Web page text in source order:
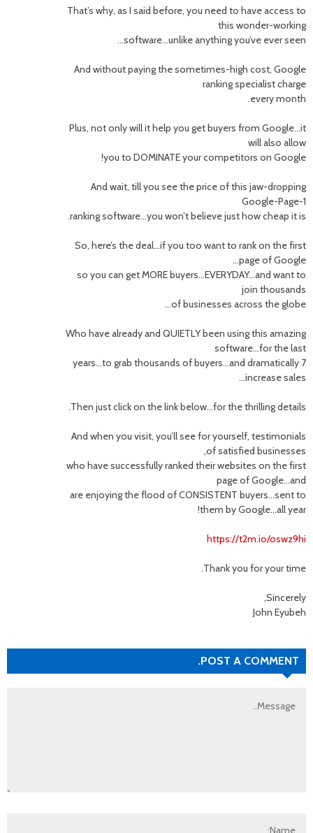
That’s why, as I said before, you need to have access to
this wonder-working
software…unlike anything you’ve ever seen…
And without paying the sometimes-high cost, Google
ranking specialist charge
every month.
Plus, not only will it help you get buyers from Google…it
will also allow
you to DOMINATE your competitors on Google!
And wait, till you see the price of this jaw-dropping
Google-Page-1
ranking software…you won’t believe just how cheap it is.
So, here’s the deal…if you too want to rank on the first
page of Google…
so you can get MORE buyers…EVERYDAY…and want to
join thousands
of businesses across the globe…
Who have already and QUIETLY been using this amazing
software…for the last
7 years…to grab thousands of buyers…and dramatically
increase sales…
Then just click on the link below…for the thrilling details.
And when you visit, you’ll see for yourself, testimonials
of satisfied businesses,
who have successfully ranked their websites on the first
page of Google…and
are enjoying the flood of CONSISTENT buyers…sent to
them by Google…all year!
https://t2m.io/oswz9hi
Thank you for your time.
Sincerely,
John Eyubeh
POST A COMMENT.